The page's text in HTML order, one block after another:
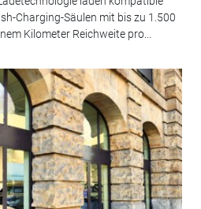
Charging-Säulen mit bis zu 1.500
Kilometer Reichweite pro...